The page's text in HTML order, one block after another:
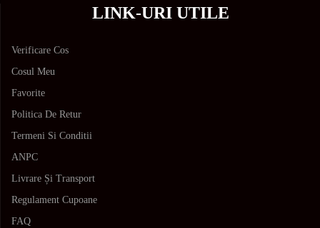
LINK-URI UTILE
Verificare Cos
Cosul Meu
Favorite
Politica De Retur
Termeni Si Conditii
ANPC
Livrare Și Transport
Regulament Cupoane
FAQ